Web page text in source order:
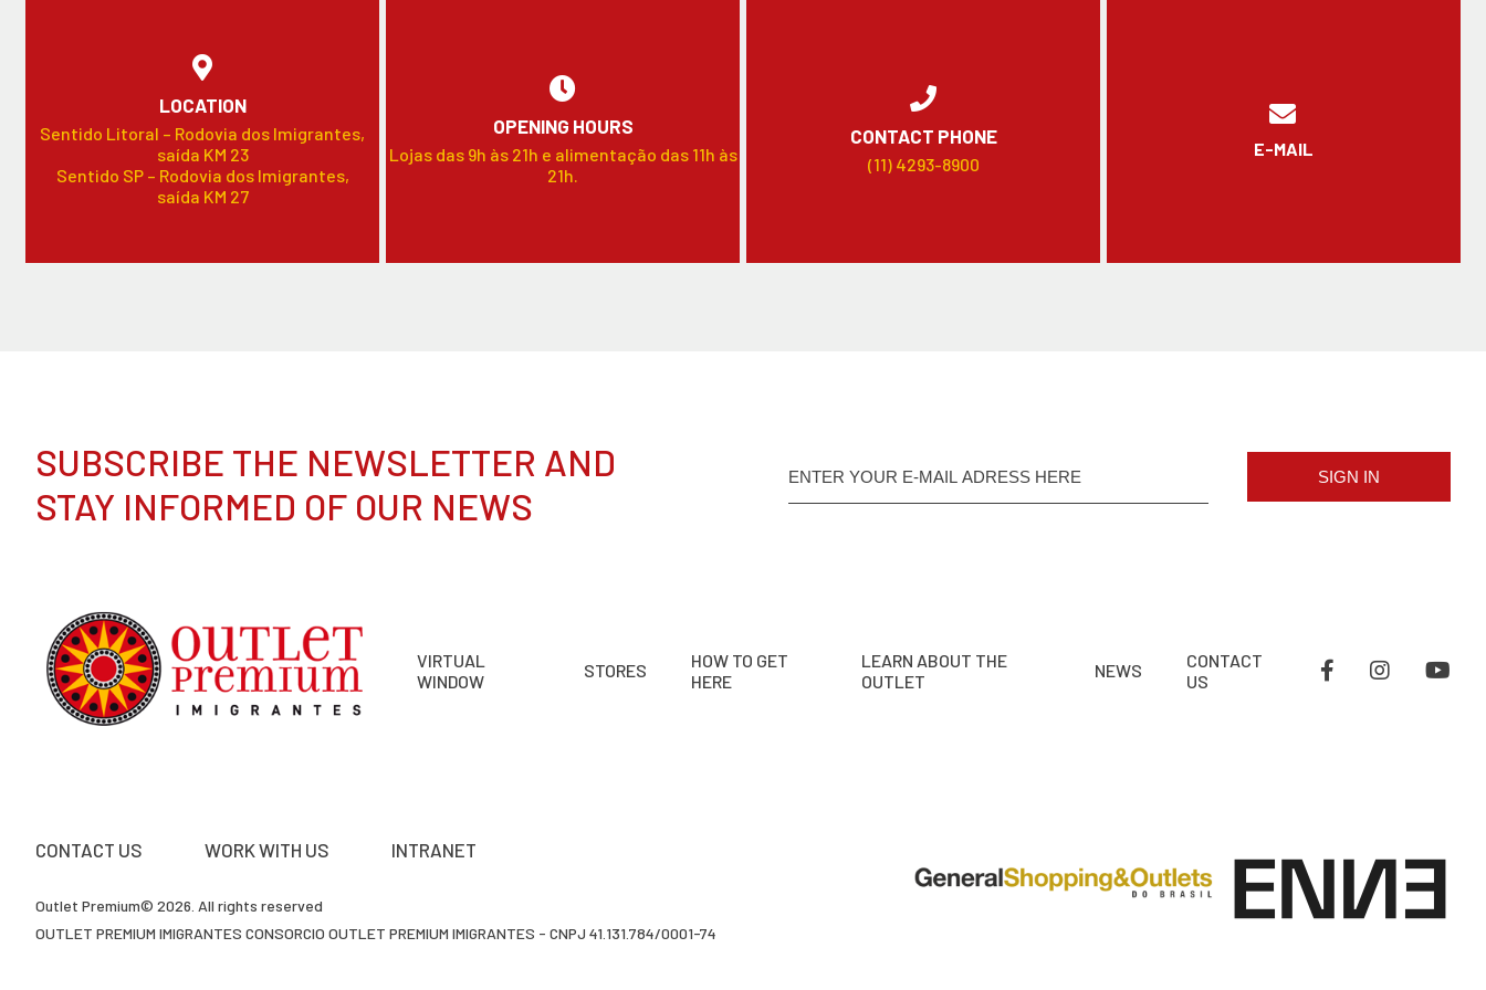
LOCATION
Sentido Litoral – Rodovia dos Imigrantes,
saída KM 23
Sentido SP – Rodovia dos Imigrantes,
saída KM 27
OPENING HOURS
Lojas das 9h às 21h e alimentação das 11h às
21h.
CONTACT PHONE
(11) 4293-8900
E-MAIL
SUBSCRIBE THE NEWSLETTER AND
STAY INFORMED OF OUR NEWS
SIGN IN
VIRTUAL
WINDOW
STORES
HOW TO GET
HERE
LEARN ABOUT THE
OUTLET
NEWS
CONTACT
US
CONTACT US WORK WITH US INTRANET
Outlet Premium© 2026. All rights reserved
OUTLET PREMIUM IMIGRANTES CONSORCIO OUTLET PREMIUM IMIGRANTES - CNPJ 41.131.784/0001-74